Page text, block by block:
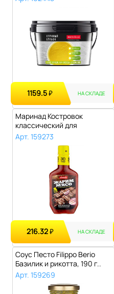
1159.5₽ НА СКЛАДЕ
Маринад Костровок
классический для
шашлыка, 300 г..
Арт. 159273
216.32₽ НА СКЛАДЕ
Соус Песто Filippo Berio
Базилик и рикотта, 190 г..
Арт. 159269